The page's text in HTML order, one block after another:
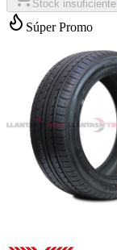
Stock insuficiente
Súper Promo